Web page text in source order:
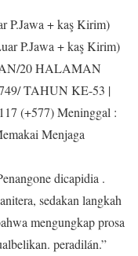
P.Jawa + kaş Kirim)
P.Jawa + kaş Kirim)
20 HALAMAN
TAHUN KE-53 |
(+577) Meninggal :
Menjaga
dicapidia .
sedakan langkah
mengungkap prosa
peradilán.”